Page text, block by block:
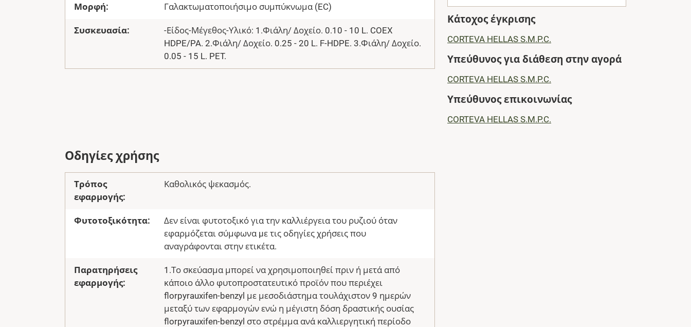
Μορφή: Γαλακτωματοποιήσιμο συμπύκνωμα (EC)
Συσκευασία:
-Είδος-Μέγεθος-Υλικό: 1.Φιάλη/ Δοχείο. 0.10 - 10 L. COEX
HDPE/PA. 2.Φιάλη/ Δοχείο. 0.25 - 20 L. F-HDPE. 3.Φιάλη/ Δοχείο.
0.05 - 15 L. PET.
Κάτοχος έγκρισης
CORTEVA HELLAS S.M.P.C.
Υπεύθυνος για διάθεση στην αγορά
CORTEVA HELLAS S.M.P.C.
Υπεύθυνος επικοινωνίας
CORTEVA HELLAS S.M.P.C.
Οδηγίες χρήσης
Τρόπος
εφαρμογής:
Καθολικός ψεκασμός.
Φυτοτοξικότητα:
Δεν είναι φυτοτοξικό για την καλλιέργεια του ρυζιού όταν
εφαρμόζεται σύμφωνα µε τις οδηγίες χρήσεις που
αναγράφονται στην ετικέτα.
Παρατηρήσεις
εφαρμογής:
1.Το σκεύασμα μπορεί να χρησιμοποιηθεί πριν ή μετά από
κάποιο άλλο φυτοπροστατευτικό προϊόν που περιέχει
florpyrauxifen-benzyl με μεσοδιάστημα τουλάχιστον 9 ημερών
μεταξύ των εφαρμογών ενώ η μέγιστη δόση δραστικής ουσίας
florpyrauxifen-benzyl στο στρέμμα ανά καλλιεργητική περίοδο